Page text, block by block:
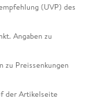
(UVP) des
Angaben zu
zu Preissenkungen
der Artikelseite